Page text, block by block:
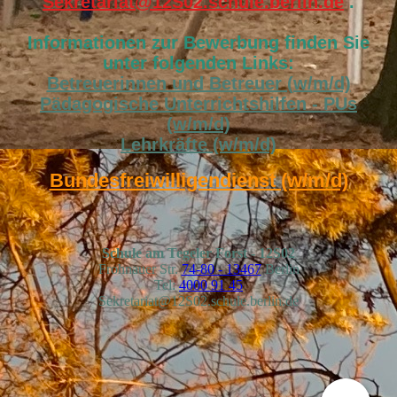
Informationen zur Bewerbung finden Sie
unter folgenden Links:
Betreuerinnen und Betreuer (w/m/d)
Pädagogische Unterrichtshilfen - PUs
(w/m/d)
Lehrkräfte (w/m/d)
Bundesfreiwilligendienst (w/m/d)
Schule am Tegeler Forst - 12S02
Frohnauer Str.74-80 - 13467Berlin
Tel:4000 91 45
Sekretariat@12S02.schule.berlin.de